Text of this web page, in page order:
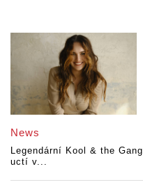
News
Legendární Kool & the Gang
uctí v...